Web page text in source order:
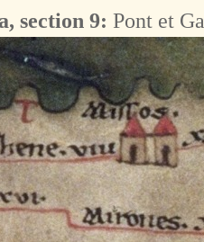
section 9: Pont et